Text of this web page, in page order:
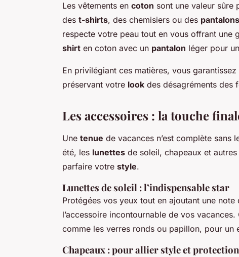
Les vêtements en coton sont une valeur sûre
des t-shirts, des chemisiers ou des pantalons
respecte votre peau tout en vous offrant une
shirt en coton avec un pantalon léger pour
En privilégiant ces matières, vous
préservant votre look des désagréments des
Les accessoires : la touche
Une tenue de vacances n’est complète sans
été, les lunettes de soleil, chapeaux et
parfaire votre style.
Lunettes de soleil : l’indispensable star
Protégées vos yeux tout en ajoutant une note
l’accessoire incontournable de vos
comme les verres ronds ou papillon, pour un
Chapeaux : pour allier style et protection